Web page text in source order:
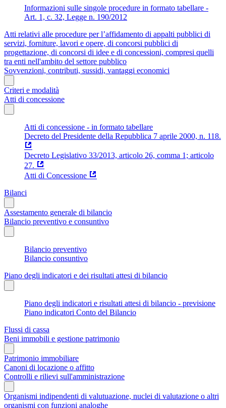
Informazioni sulle singole procedure in formato tabellare -
Art. 1, c. 32, Legge n. 190/2012
Atti relativi alle procedure per l’affidamento di appalti pubblici di
servizi, forniture, lavori e opere, di concorsi pubblici di
progettazione, di concorsi di idee e di concessioni, compresi quelli
tra enti nell'ambito del settore pubblico
Sovvenzioni, contributi, sussidi, vantaggi economici
Criteri e modalità
Atti di concessione
Atti di concessione - in formato tabellare
Decreto del Presidente della Repubblica 7 aprile 2000, n. 118.
Decreto Legislativo 33/2013, articolo 26, comma 1; articolo
27.
Atti di Concessione
Bilanci
Assestamento generale di bilancio
Bilancio preventivo e consuntivo
Bilancio preventivo
Bilancio consuntivo
Piano degli indicatori e dei risultati attesi di bilancio
Piano degli indicatori e risultati attesi di bilancio - previsione
Piano indicatori Conto del Bilancio
Flussi di cassa
Beni immobili e gestione patrimonio
Patrimonio immobiliare
Canoni di locazione o affitto
Controlli e rilievi sull'amministrazione
Organismi indipendenti di valutuazione, nuclei di valutazione o altri
organismi con funzioni analoghe